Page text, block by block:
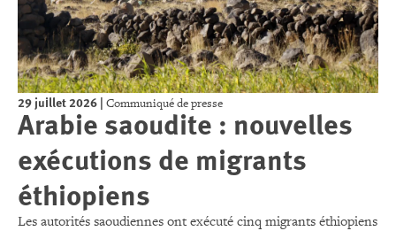
29 juillet 2026 | Communiqué de presse
Arabie saoudite : nouvelles
exécutions de migrants
éthiopiens
Les autorités saoudiennes ont exécuté cinq migrants éthiopiens